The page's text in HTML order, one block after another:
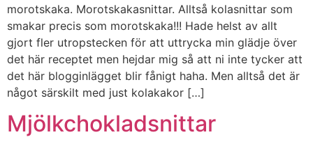
morotskaka. Morotskakasnittar. Alltså kolasnittar som
smakar precis som morotskaka!!! Hade helst av allt
gjort fler utropstecken för att uttrycka min glädje över
det här receptet men hejdar mig så att ni inte tycker att
det här blogginlägget blir fånigt haha. Men alltså det är
något särskilt med just kolakakor […]
Mjölkchokladsnittar